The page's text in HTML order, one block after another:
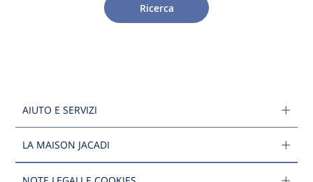
Ricerca
AIUTO E SERVIZI
LA MAISON JACADI